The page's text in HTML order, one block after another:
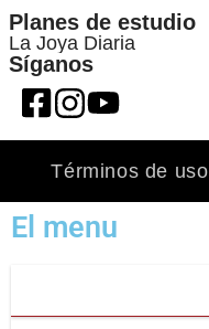
Planes de estudio
La Joya Diaria
Síganos
Términos de uso
El menu